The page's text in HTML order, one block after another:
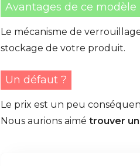
Avantages de ce modèle
Le mécanisme de
stockage de votre produit.
Un défaut ?
Le prix est un peu
Nous aurions aimé trouver